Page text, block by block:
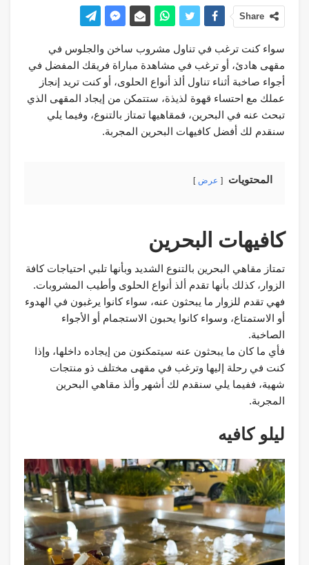
Share
سواء كنت ترغب في تناول مشروب ساخن والجلوس في
مقهى هادئ، أو ترغب في مشاهدة مباراة فريقك المفضل في
أجواء صاخبة أثناء تناول ألذ أنواع الحلوى، أو كنت تريد إنجاز
عملك مع احتساء قهوة لذيذة، ستتمكن من إيجاد المقهى الذي
تبحث عنه في البحرين، فمقاهيها تمتاز بالتنوع، وفيما يلي
سنقدم لك أفضل كافيهات البحرين المجربة.
المحتويات عرض
كافيهات البحرين
تمتاز مقاهي البحرين بالتنوع الشديد وبأنها تلبي احتياجات كافة
الزوار، كذلك بأنها تقدم ألذ أنواع الحلوى وأطيب المشروبات.
فهي تقدم للزوار ما يبحثون عنه، سواء كانوا يرغبون في الهدوء
أو الاستمتاع، وسواء كانوا يحبون الاستجمام أو الأجواء
الصاخبة.
فأي ما كان ما يبحثون عنه سيتمكنون من إيجاده داخلها، وإذا
كنت في رحلة إليها وترغب في مقهى مختلف ذو منتجات
شهية، ففيما يلي سنقدم لك أشهر وألذ مقاهي البحرين
المجربة.
ليلو كافيه